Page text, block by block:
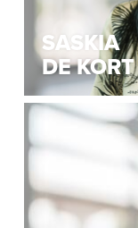
SASKIA
DE KORT